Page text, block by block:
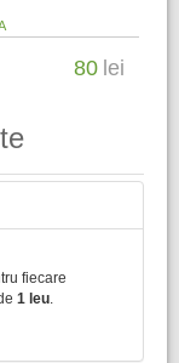
80 lei
fiecare
1 leu